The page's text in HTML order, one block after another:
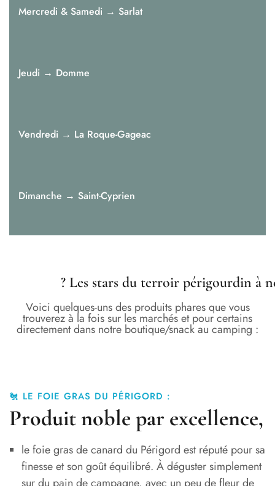
Mercredi & Samedi → Sarlat
Jeudi → Domme
Vendredi → La Roque-Gageac
Dimanche → Saint-Cyprien
? Les stars du terroir périgourdin à
Voici quelques-uns des produits phares que vous
trouverez à la fois sur les marchés et pour certains
directement dans notre boutique/snack au camping :
🐔 LE FOIE GRAS DU PÉRIGORD :
Produit noble par excellence,
le foie gras de canard du Périgord est réputé pour sa
finesse et son goût équilibré. À déguster simplement